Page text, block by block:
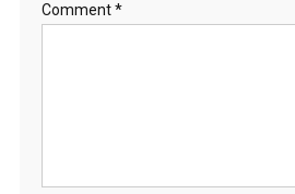
Comment*